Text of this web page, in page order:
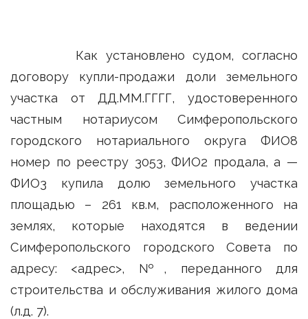
Как установлено судом, согласно
договору купли-продажи доли земельного
участка от ДД.ММ.ГГГГ, удостоверенного
частным нотариусом Симферопольского
городского нотариального округа ФИО8
номер по реестру 3053, ФИО2 продала, а —
ФИО3 купила долю земельного участка
площадью – 261 кв.м, расположенного на
землях, которые находятся в ведении
Симферопольского городского Совета по
адресу: <адрес>, №, переданного для
строительства и обслуживания жилого дома
(л.д. 7).